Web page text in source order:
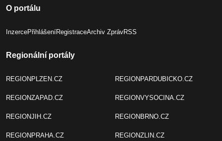
O portálu
InzercePřihlášeníRegistraceArchiv ZprávRSS
Regionální portály
REGIONPLZEN.CZ
REGIONZAPAD.CZ
REGIONJIH.CZ
REGIONPRAHA.CZ
REGIONPARDUBICKO.CZ
REGIONVYSOCINA.CZ
REGIONBRNO.CZ
REGIONZLIN.CZ